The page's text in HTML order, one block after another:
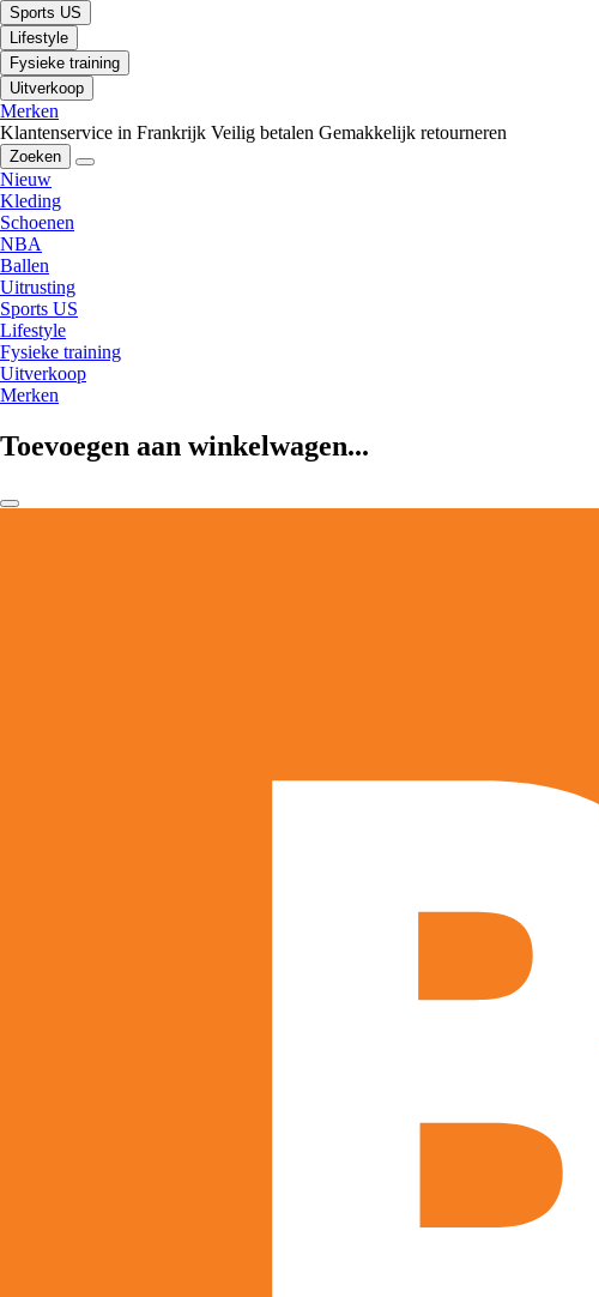
Sports US
Lifestyle
Fysieke training
Uitverkoop
Merken
Klantenservice in Frankrijk Veilig betalen Gemakkelijk retourneren
Zoeken
Nieuw
Kleding
Schoenen
NBA
Ballen
Uitrusting
Sports US
Lifestyle
Fysieke training
Uitverkoop
Merken
Toevoegen aan winkelwagen...